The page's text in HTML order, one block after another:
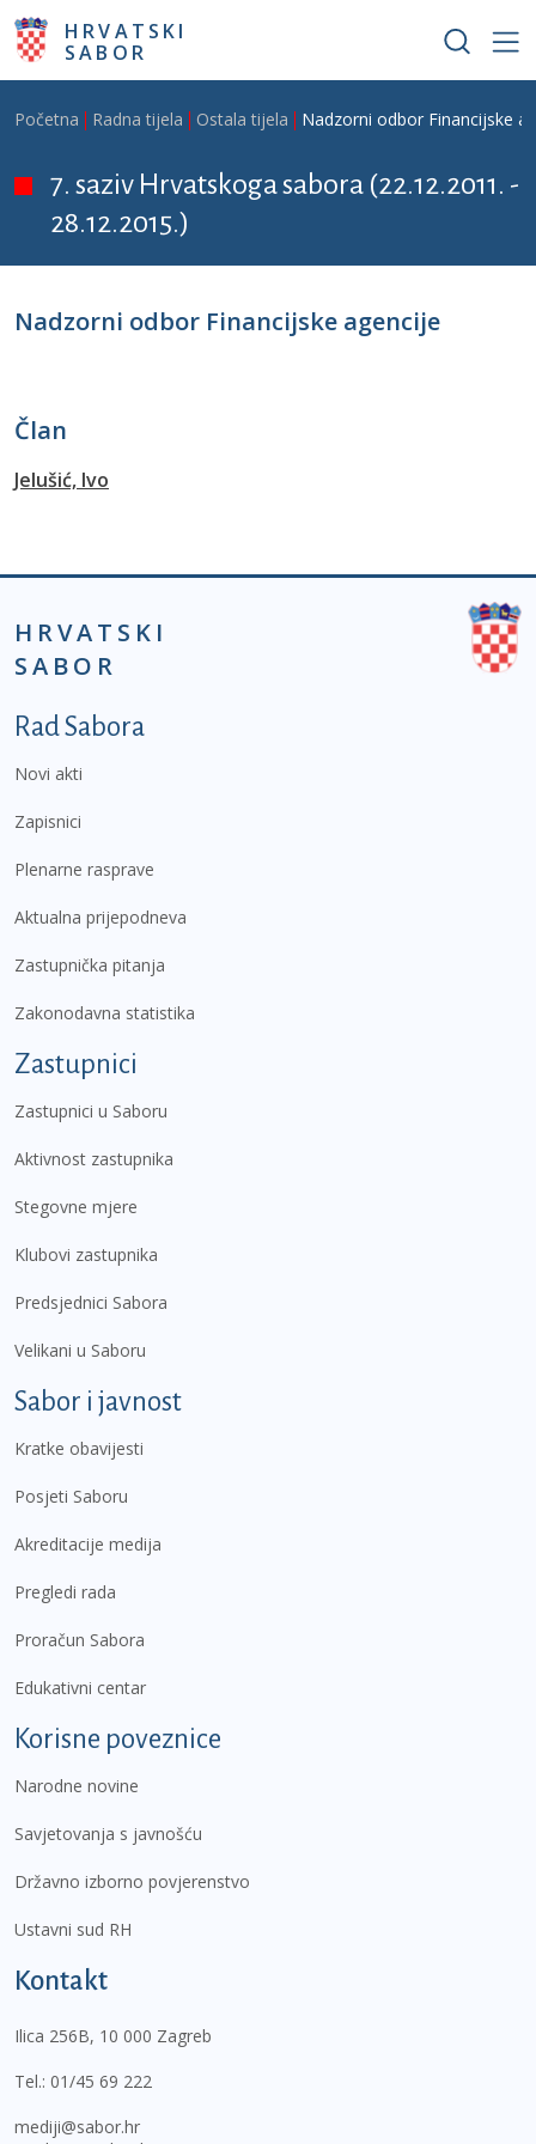
Skoči na glavni sadržaj
HRVATSKI
SABOR
Breadcrumb
Početna Radna tijela Ostala tijela Nadzorni odbor Financijske
7. saziv Hrvatskoga sabora (22.12.2011. -
28.12.2015.)
Nadzorni odbor Financijske agencije
Član
Jelušić, Ivo
HRVATSKI
SABOR
Podnožje prvi izbornik
Rad Sabora
Novi akti
Zapisnici
Plenarne rasprave
Aktualna prijepodneva
Zastupnička pitanja
Zakonodavna statistika
Zastupnici
Zastupnici u Saboru
Aktivnost zastupnika
Stegovne mjere
Klubovi zastupnika
Predsjednici Sabora
Velikani u Saboru
Sabor i javnost
Kratke obavijesti
Posjeti Saboru
Akreditacije medija
Pregledi rada
Proračun Sabora
Edukativni centar
Korisne poveznice
Narodne novine
Savjetovanja s javnošću
Državno izborno povjerenstvo
Ustavni sud RH
Kontakt
Ilica 256B, 10 000 Zagreb
Tel.: 01/45 69 222
mediji@sabor.hr